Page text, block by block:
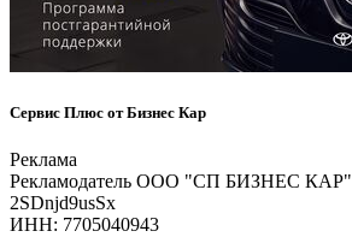
Сервис Плюс от Бизнес Кар
Реклама
Рекламодатель ООО "СП БИЗНЕС КАР"
2SDnjd9usSx
ИНН: 7705040943